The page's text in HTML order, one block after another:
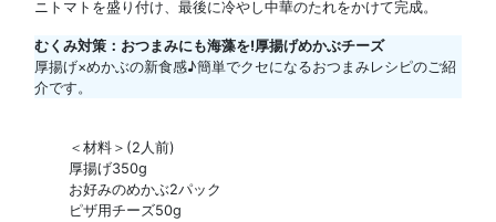
ニトマトを盛り付け、最後に冷やし中華のたれをかけて完成。
むくみ対策：おつまみにも海藻を!厚揚げめかぶチーズ
厚揚げ×めかぶの新食感♪簡単でクセになるおつまみレシピのご紹
介です。
＜材料＞(2人前)
厚揚げ350g
お好みのめかぶ2パック
ピザ用チーズ50g